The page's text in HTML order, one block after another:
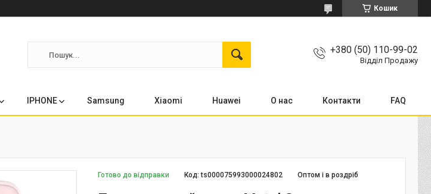
Кошик
+380 (50) 110-99-02
Відділ Продажу
IPHONE Samsung Xiaomi Huawei О нас Контакти FAQ
Готово до відправки Оптом і в роздріб
Код:ts000075993000024802